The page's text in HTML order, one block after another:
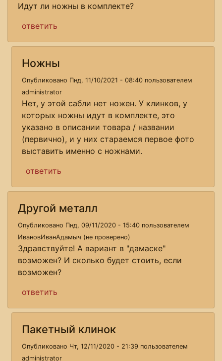
Идут ли ножны в комплекте?
ответить
Ножны
Опубликовано Пнд, 11/10/2021 - 08:40 пользователем
administrator
Нет, у этой сабли нет ножен. У клинков, у
которых ножны идут в комплекте, это
указано в описании товара / названии
(первично), и у них стараемся первое фото
выставить именно с ножнами.
ответить
Другой металл
Опубликовано Пнд, 09/11/2020 - 15:40 пользователем
ИвановИванАдамыч (не проверено)
Здравствуйте! А вариант в "дамаске"
возможен? И сколько будет стоить, если
возможен?
ответить
Пакетный клинок
Опубликовано Чт, 12/11/2020 - 21:39 пользователем
administrator